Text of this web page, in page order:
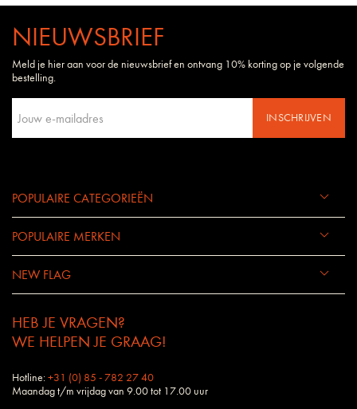
kappers op meerdere kanalen - van YouTube tot Facebook en Instagram tot
webinars en seminars in de salon.
Daarom begrijpen wij uw wensen en eisen als geen ander bedrijf.
NIEUWSBRIEF
Meld je hier aan voor de nieuwsbrief en ontvang 10% korting op je volgende
bestelling.
INSCHRIJVEN
POPULAIRE CATEGORIEËN
POPULAIRE MERKEN
NEW FLAG
HEB JE VRAGEN?
WE HELPEN JE GRAAG!
Hotline:+31 (0) 85 - 782 27 40
Maandag t/m vrijdag van 9.00 tot 17.00 uur